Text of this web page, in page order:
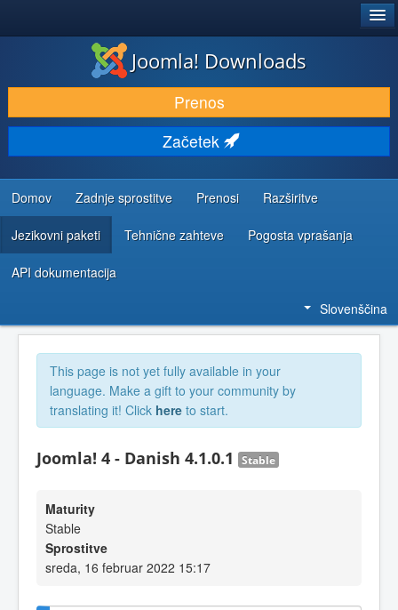
PRENESI IN RAZŠIRI
ODKRIJTE & IZVEJTE
SKUPNOST IN PODPORA
VIRI ZA RAZVIJALCE
Joomla! Downloads
Prenos
Začetek
Domov Zadnje sprostitve Prenosi Razširitve
Jezikovni paketi Tehnične zahteve Pogosta vprašanja
API dokumentacija
Slovenščina
This page is not yet fully available in your
language. Make a gift to your community by
translating it! Click here to start.
Joomla! 4 - Danish 4.1.0.1 Stable
Maturity
Stable
Sprostitve
sreda, 16 februar 2022 15:17